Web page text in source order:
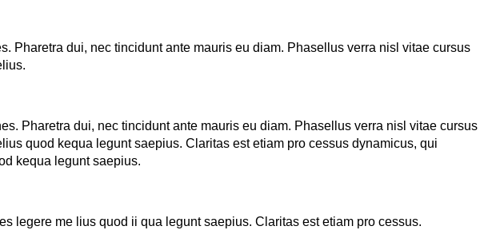
Pharetra dui, nec tincidunt ante mauris eu diam. Phasellus verra nisl vitae cursus
Pharetra dui, nec tincidunt ante mauris eu diam. Phasellus verra nisl vitae cursus
quod kequa legunt saepius. Claritas est etiam pro cessus dynamicus, qui
kequa legunt saepius.
legere me lius quod ii qua legunt saepius. Claritas est etiam pro cessus.